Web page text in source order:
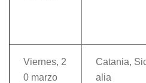
Viernes, 2
0 marzo
Catania,
alia